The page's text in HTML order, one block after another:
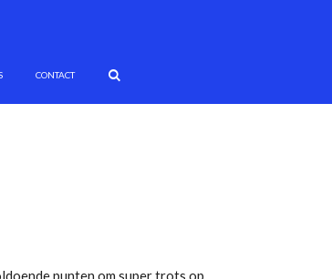
CONTACT
punten om super trots op